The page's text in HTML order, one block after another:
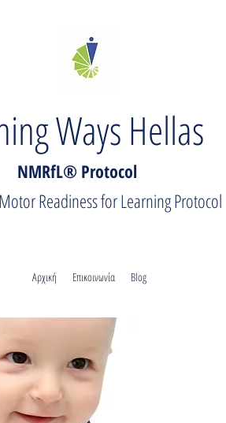
Ways Hellas
NMRfL® Protocol
Readiness for Learning Protocol
Αρχική Επικοινωνία Blog